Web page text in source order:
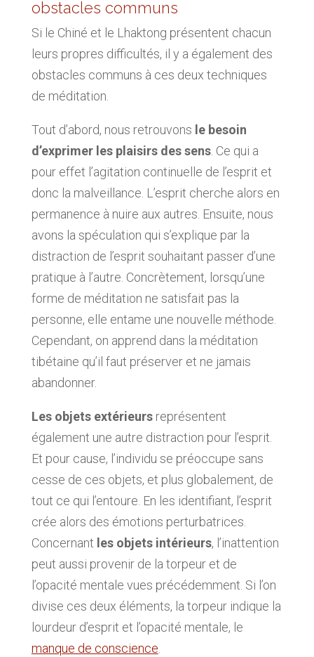
obstacles communs
Si le Chiné et le Lhaktong présentent chacun
leurs propres difficultés, il y a également des
obstacles communs à ces deux techniques
de méditation.
Tout d’abord, nous retrouvons le besoin
d’exprimer les plaisirs des sens. Ce qui a
pour effet l’agitation continuelle de l’esprit et
donc la malveillance. L’esprit cherche alors en
permanence à nuire aux autres. Ensuite, nous
avons la spéculation qui s’explique par la
distraction de l’esprit souhaitant passer d’une
pratique à l’autre. Concrètement, lorsqu’une
forme de méditation ne satisfait pas la
personne, elle entame une nouvelle méthode.
Cependant, on apprend dans la méditation
tibétaine qu’il faut préserver et ne jamais
abandonner.
Les objets extérieursreprésentent
également une autre distraction pour l’esprit.
Et pour cause, l’individu se préoccupe sans
cesse de ces objets, et plus globalement, de
tout ce qui l’entoure. En les identifiant, l’esprit
crée alors des émotions perturbatrices.
Concernant les objets intérieurs, l’inattention
peut aussi provenir de la torpeur et de
l’opacité mentale vues précédemment. Si l’on
divise ces deux éléments, la torpeur indique la
lourdeur d’esprit et l’opacité mentale, le
manque de conscience.